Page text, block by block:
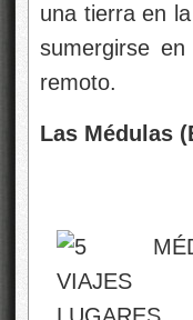
una tierra en
sumergirse
remoto.
Las Médulas